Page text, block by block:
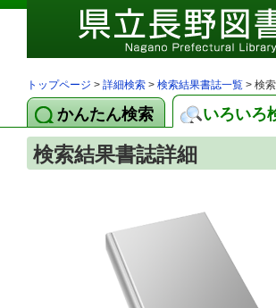
トップページ > 詳細検索 > 検索結果書誌一覧 > 検
かんたん検索 いろいろ
検索結果書誌詳細